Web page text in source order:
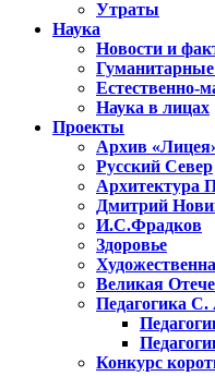
Утраты
Наука
Новости и
Естественно-
Наука в лицах
Проекты
Архив
Русский Север
Архитектура
Дмитрий
И.С.Фрадков
Здоровье
Великая
Педагогика С.
Конкурс